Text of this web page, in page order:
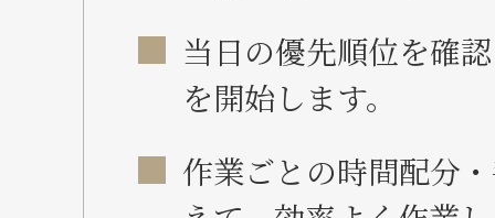
当日の優先順位を確
を開始します。
作業ごとの時間配分